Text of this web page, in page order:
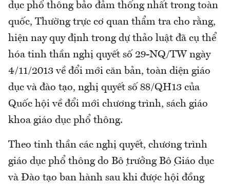
dục phổ thông bảo đảm thống nhất trong toàn
quốc, Thường trực cơ quan thẩm tra cho rằng,
hiện nay quy định trong dự thảo luật đã cụ thể
hóa tinh thần nghị quyết số 29-NQ/TW ngày
4/11/2013 về đổi mới căn bản, toàn diện giáo
dục và đào tạo, nghị quyết số 88/QH13 của
Quốc hội về đổi mới chương trình, sách giáo
khoa giáo dục phổ thông.
Theo tinh thần các nghị quyết, chương trình
giáo dục phổ thông do Bộ trưởng Bộ Giáo dục
và Đào tạo ban hành sau khi được hội đồng